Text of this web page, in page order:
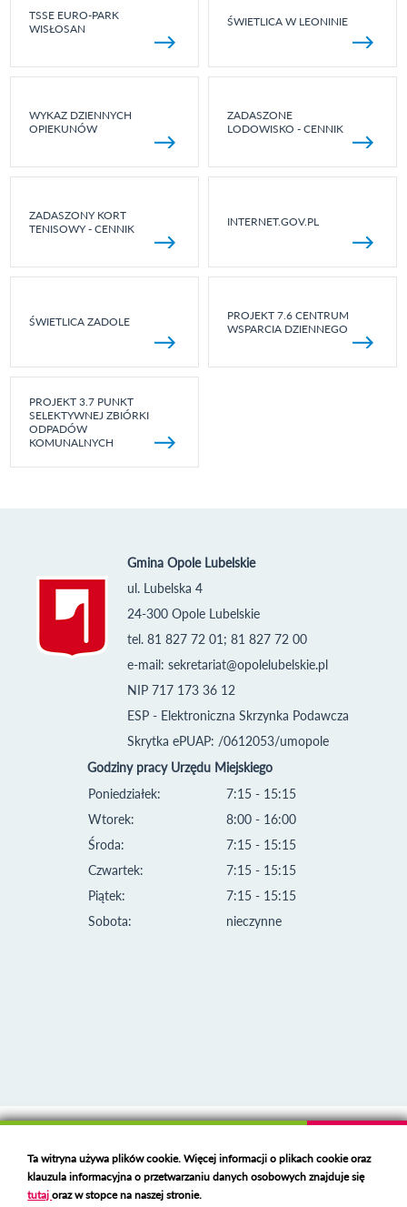
TSSE EURO-PARK
WISŁOSAN
ŚWIETLICA W LEONINIE
WYKAZ DZIENNYCH
OPIEKUNÓW
ZADASZONE
LODOWISKO - CENNIK
ZADASZONY KORT
TENISOWY - CENNIK
INTERNET.GOV.PL
ŚWIETLICA ZADOLE
PROJEKT 7.6 CENTRUM
WSPARCIA DZIENNEGO
PROJEKT 3.7 PUNKT
SELEKTYWNEJ ZBIÓRKI
ODPADÓW
KOMUNALNYCH
Gmina Opole Lubelskie
ul. Lubelska 4
24-300 Opole Lubelskie
tel. 81 827 72 01; 81 827 72 00
e-mail: sekretariat@opolelubelskie.pl
NIP 717 173 36 12
ESP - Elektroniczna Skrzynka Podawcza
Skrytka ePUAP: /0612053/umopole
Godziny pracy Urzędu Miejskiego
Poniedziałek:
Wtorek:
Środa:
Czwartek:
Piątek:
Sobota:
7:15 - 15:15
8:00 - 16:00
7:15 - 15:15
7:15 - 15:15
7:15 - 15:15
nieczynne
Deklaracja dostępności
Polski serwer RBLhttps://polspam.pl/
Ta witryna używa plików cookie. Więcej informacji o plikach cookie oraz
klauzula informacyjna o przetwarzaniu danych osobowych znajduje się
tutajoraz w stopce na naszej stronie.